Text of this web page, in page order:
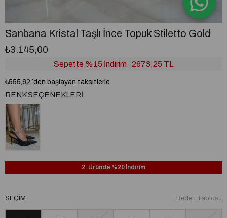
Sanbana Kristal Taşlı İnce Topuk Stiletto Gold
₺3.145,00
Sepette %15 İndirim 2673,25 TL
₺555,62 `den başlayan taksitlerle
RENK SEÇENEKLERI
2. Üründe %20 İndirim
Beden Tablosu
SEÇIM